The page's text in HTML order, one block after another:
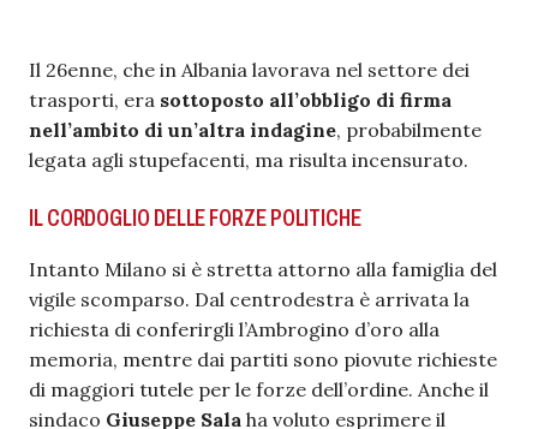
Il 26enne, che in Albania lavorava nel settore dei
trasporti, era sottoposto all’obbligo di firma
nell’ambito di un’altra indagine, probabilmente
legata agli stupefacenti, ma risulta incensurato.
IL CORDOGLIO DELLE FORZE POLITICHE
Intanto Milano si è stretta attorno alla famiglia del
vigile scomparso. Dal centrodestra è arrivata la
richiesta di conferirgli l’Ambrogino d’oro alla
memoria, mentre dai partiti sono piovute richieste
di maggiori tutele per le forze dell’ordine. Anche il
sindaco Giuseppe Sala ha voluto esprimere il